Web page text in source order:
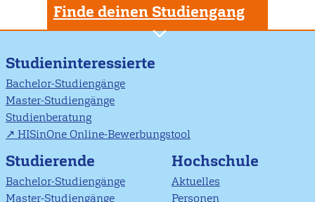
Finde deinen Studiengang
Studieninteressierte
Bachelor-Studiengänge
Master-Studiengänge
Studienberatung
HISinOne Online-Bewerbungstool
Studierende
Bachelor-Studiengänge
Master-Studiengänge
Hochschule
Aktuelles
Personen